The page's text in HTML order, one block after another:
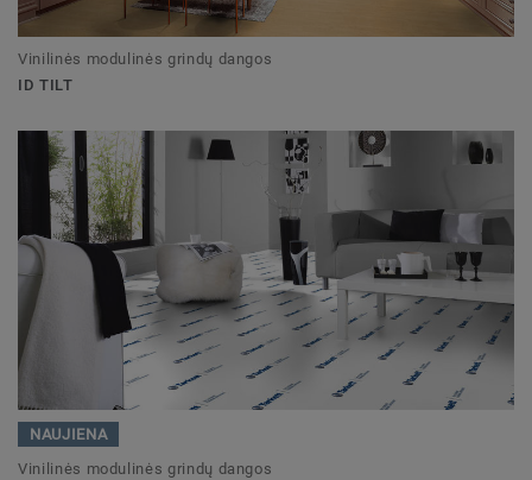
Vinilinės modulinės grindų dangos
ID TILT
NAUJIENA
Vinilinės modulinės grindų dangos